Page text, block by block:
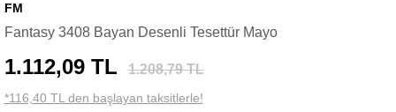
FM
Fantasy 3408 Bayan Desenli Tesettür Mayo
1.112,09 TL 1.208,79 TL
*116,40 TL den başlayan taksitlerle!